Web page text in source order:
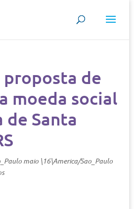
proposta de
moeda social
de Santa
maio \16\America/Sao_Paulo